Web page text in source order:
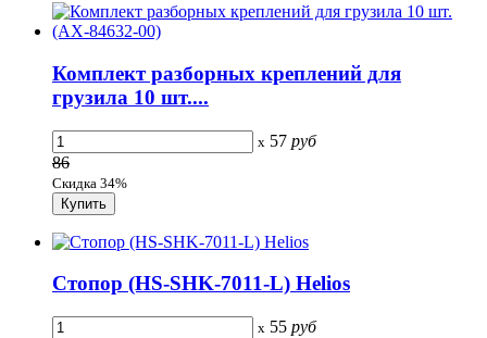
Комплект разборных креплений для
грузила 10 шт....
x 57 руб
86
Скидка 34%
Стопор (HS-SHK-7011-L) Helios
x 55 руб